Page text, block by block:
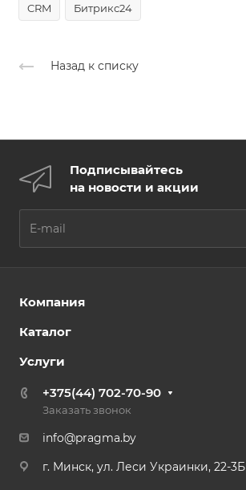
CRM Битрикс24
Назад к списку
Подписывайтесь
на новости и акции
Компания
Каталог
Услуги
+375(44) 702-70-90
Заказать звонок
info@pragma.by
г. Минск, ул. Леси Украинки, 22-3Б